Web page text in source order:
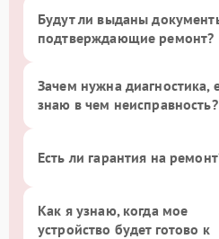
Будут ли выданы
подтверждающие ремонт?
Зачем нужна диагностика,
знаю в чем неисправность?
Есть ли гарантия на
Как я узнаю, когда мое
устройство будет готово к